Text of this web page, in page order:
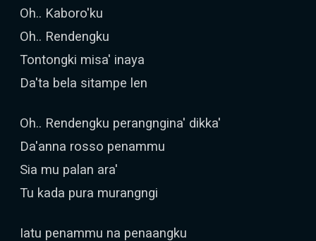
Oh.. Kaboro'ku
Oh.. Rendengku
Tontongki misa' inaya
Da'ta bela sitampe len
Oh.. Rendengku perangngina' dikka'
Da'anna rosso penammu
Sia mu palan ara'
Tu kada pura murangngi
Iatu penammu na penaangku